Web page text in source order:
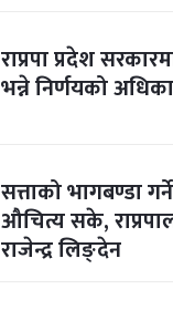
राप्रपा प्रदेश
भन्ने निर्णयको
सत्ताको भागबण्डा
औचित्य सके,
राजेन्द्र लिङ्देन